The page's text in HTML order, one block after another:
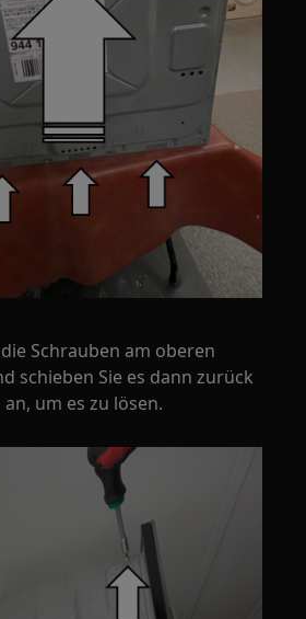
Schrauben am oberen
schieben Sie es dann zurück
um es zu lösen.